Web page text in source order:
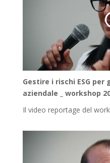
Gestire i rischi ESG
aziendale _ workshop
Il video reportage del